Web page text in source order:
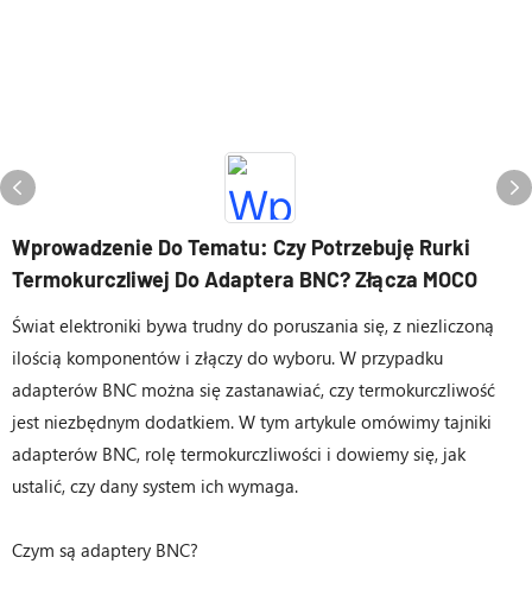
Wprowadzenie Do Tematu: Czy Potrzebuję Rurki
Termokurczliwej Do Adaptera BNC? Złącza MOCO
Świat elektroniki bywa trudny do poruszania się, z niezliczoną
ilością komponentów i złączy do wyboru. W przypadku
adapterów BNC można się zastanawiać, czy termokurczliwość
jest niezbędnym dodatkiem. W tym artykule omówimy tajniki
adapterów BNC, rolę termokurczliwości i dowiemy się, jak
ustalić, czy dany system ich wymaga.
Czym są adaptery BNC?